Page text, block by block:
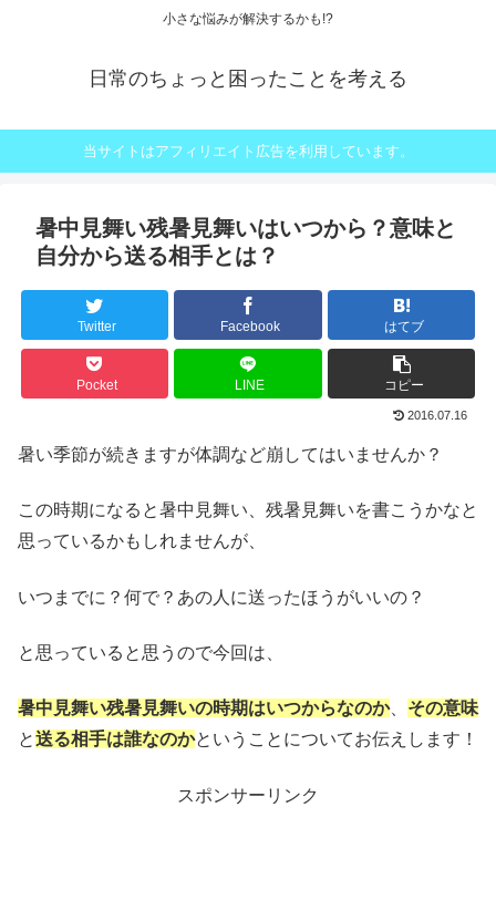
小さな悩みが解決するかも!?
日常のちょっと困ったことを考える
当サイトはアフィリエイト広告を利用しています。
暑中見舞い残暑見舞いはいつから？意味と
自分から送る相手とは？
Twitter Facebook はてブ
Pocket LINE コピー
2016.07.16
暑い季節が続きますが体調など崩してはいませんか？
この時期になると暑中見舞い、残暑見舞いを書こうかなと
思っているかもしれませんが、
いつまでに？何で？あの人に送ったほうがいいの？
と思っていると思うので今回は、
暑中見舞い残暑見舞いの時期はいつからなのか、 その意味
と送る相手は誰なのかということについてお伝えします！
スポンサーリンク